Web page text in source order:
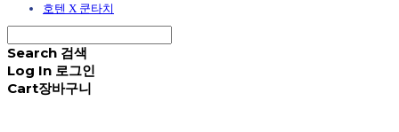
호텐 X 쿤타치
Search 검색
Log In 로그인
Cart장바구니